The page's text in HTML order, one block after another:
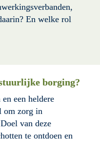
En welke rol
borging?
een heldere
om zorg in
van deze
te ontdoen en